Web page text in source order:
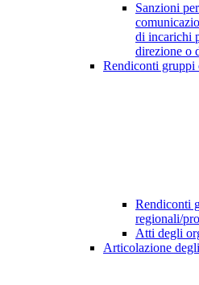
Sanzioni
di incarichi
direzione o
Rendiconti
Rendiconti
regionali/
Atti degli
Articolazione